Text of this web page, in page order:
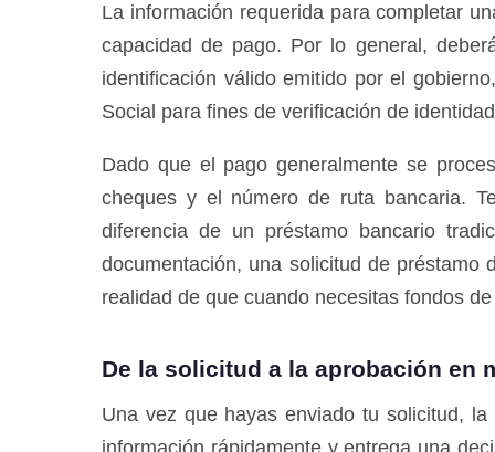
La información requerida para completar
capacidad de pago. Por lo general,
identificación válido emitido por el
Social para fines de verificación de
Dado que el pago generalmente se
cheques y el número de ruta bancaria.
diferencia de un préstamo bancario
documentación, una solicitud de
realidad de que cuando necesitas fondos
De la solicitud a la aprobación en
Una vez que hayas enviado tu solicitud,
información rápidamente y entrega una